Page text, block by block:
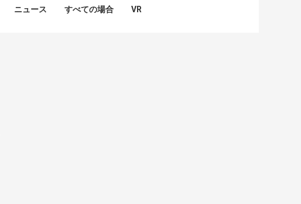
ニュース すべての場合 VR